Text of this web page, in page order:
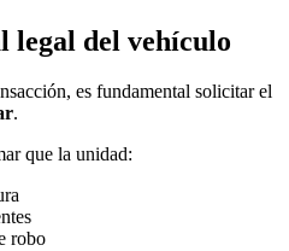
legal del vehículo
es fundamental solicitar el
.
que la unidad:
robo